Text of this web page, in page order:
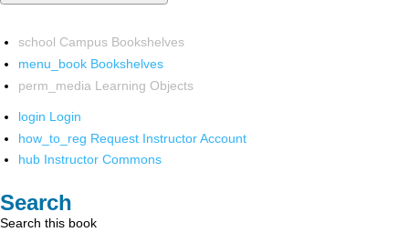
school Campus Bookshelves
menu_book Bookshelves
perm_media Learning Objects
login Login
how_to_reg Request Instructor Account
hub Instructor Commons
Search
Search this book